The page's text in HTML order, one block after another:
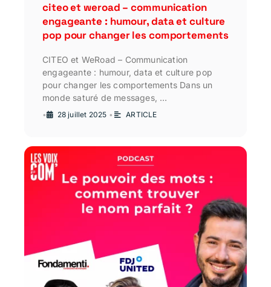
citeo et weroad – communication
engageante : humour, data et culture
pop pour changer les comportements
CITEO et WeRoad – Communication
engageante : humour, data et culture pop
pour changer les comportements Dans un
monde saturé de messages, …
• 28 juillet 2025 • ARTICLE